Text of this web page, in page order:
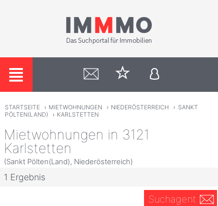
STARTSEITE › MIETWOHNUNGEN › NIEDERÖSTERREICH › SANKT
PÖLTEN(LAND)
› KARLSTETTEN
Mietwohnungen in 3121
Karlstetten
(Sankt Pölten(Land), Niederösterreich)
1 Ergebnis
Suchagent